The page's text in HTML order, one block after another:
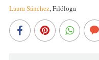
Laura Sánchez,Filóloga